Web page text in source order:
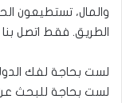
والمال، تستطيعون
الطريق. فقط اتصل
لست بحاجة لفك
لست بحاجة للبحث